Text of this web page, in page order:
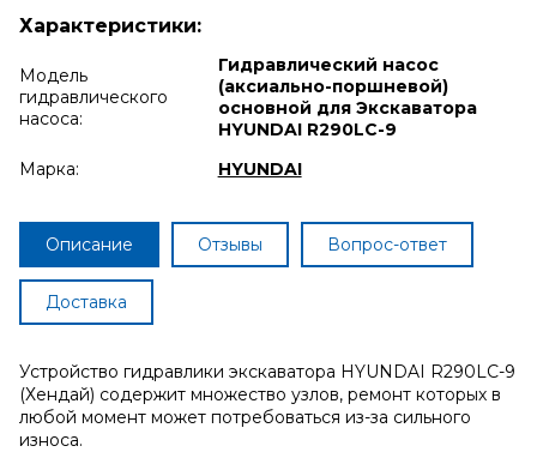
Характеристики:
Модель
гидравлического
насоса:
Гидравлический насос
(аксиально-поршневой)
основной для Экскаватора
HYUNDAI R290LC-9
Марка:
HYUNDAI
Описание Отзывы Вопрос-ответ
Доставка
Устройство гидравлики экскаватора HYUNDAI R290LC-9
(Хендай) содержит множество узлов, ремонт которых в
любой момент может потребоваться из-за сильного
износа.